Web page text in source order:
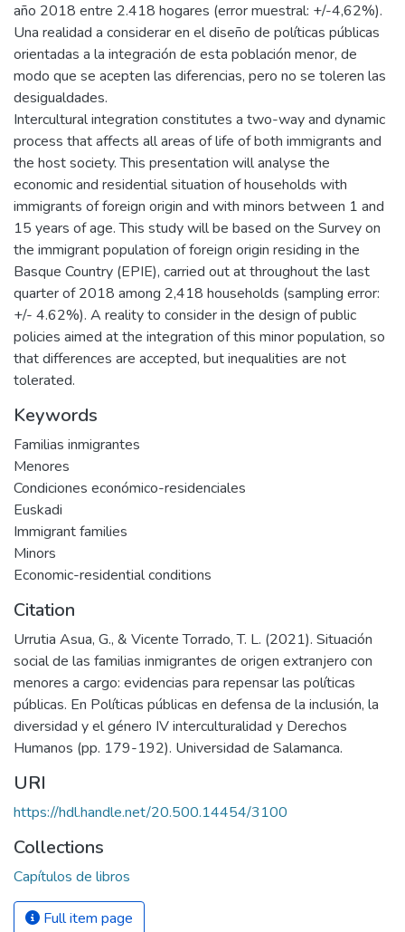
año 2018 entre 2.418 hogares (error muestral: +/-4,62%).
Una realidad a considerar en el diseño de políticas públicas
orientadas a la integración de esta población menor, de
modo que se acepten las diferencias, pero no se toleren las
desigualdades.
Intercultural integration constitutes a two-way and dynamic
process that affects all areas of life of both immigrants and
the host society. This presentation will analyse the
economic and residential situation of households with
immigrants of foreign origin and with minors between 1 and
15 years of age. This study will be based on the Survey on
the immigrant population of foreign origin residing in the
Basque Country (EPIE), carried out at throughout the last
quarter of 2018 among 2,418 households (sampling error:
+/- 4.62%). A reality to consider in the design of public
policies aimed at the integration of this minor population, so
that differences are accepted, but inequalities are not
tolerated.
Keywords
Familias inmigrantes
Menores
Condiciones económico-residenciales
Euskadi
Immigrant families
Minors
Economic-residential conditions
Citation
Urrutia Asua, G., & Vicente Torrado, T. L. (2021). Situación
social de las familias inmigrantes de origen extranjero con
menores a cargo: evidencias para repensar las políticas
públicas. En Políticas públicas en defensa de la inclusión, la
diversidad y el género IV interculturalidad y Derechos
Humanos (pp. 179-192). Universidad de Salamanca.
URI
https://hdl.handle.net/20.500.14454/3100
Collections
Capítulos de libros
Full item page